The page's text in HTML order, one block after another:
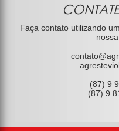
Faça contato utilizando
(87) 9
(87) 9